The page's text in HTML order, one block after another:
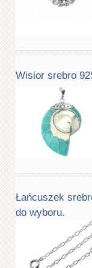
Wisior srebro
Łańcuszek
do wyboru.